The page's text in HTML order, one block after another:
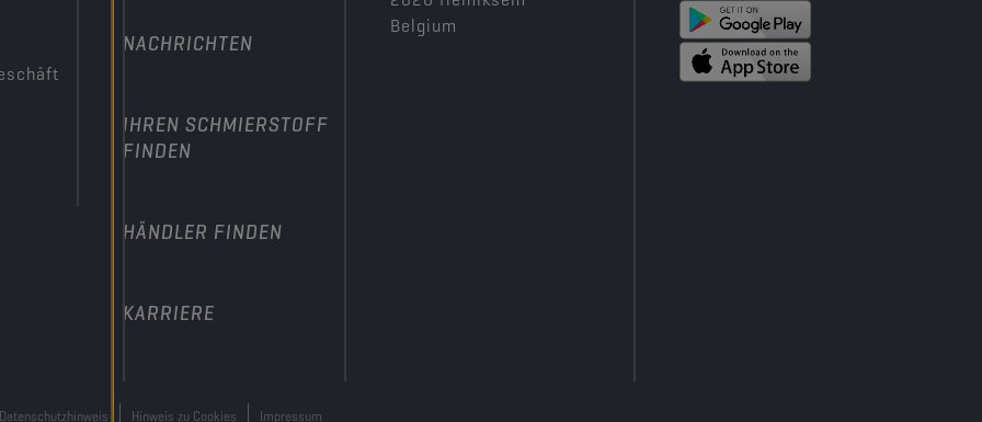
NACHRICHTEN
IHREN SCHMIERSTOFF
FINDEN
HÄNDLER FINDEN
KARRIERE
Belgium
Hinweis zu Cookies Impressum